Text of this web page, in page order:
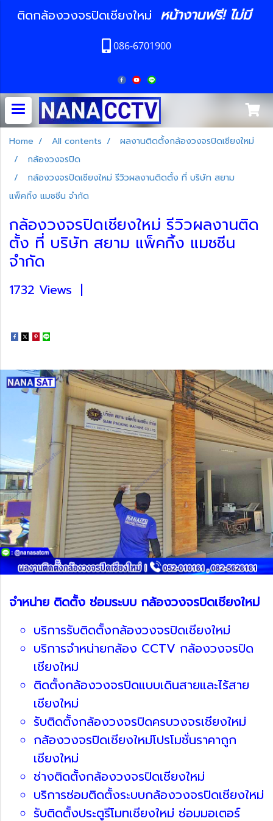
ติดกล้องวงจรปิดเชียงใหม่ หน้างานฟรี! ไม่มี
086-6701900
Home All contents
ผลงานติดตั้งกล้องวงจรปิดเชียงใหม่
กล้องวงจรปิด
กล้องวงจรปิดเชียงใหม่ รีวิวผลงานติดตั้ง ที่ บริษัท สยาม
แพ็คกิ้ง แมชชีน จำกัด
กล้องวงจรปิดเชียงใหม่ รีวิวผลงานติด
ตั้ง ที่ บริษัท สยาม แพ็คกิ้ง แมชชีน
จำกัด
1732 Views |
จำหน่าย ติดตั้ง ซ่อมระบบ กล้องวงจรปิดเชียงใหม่
บริการรับติดตั้งกล้องวงจรปิดเชียงใหม่
บริการจำหน่ายกล้อง CCTV กล้องวงจรปิด
เชียงใหม่
ติดตั้งกล้องวงจรปิดแบบเดินสายและไร้สาย
เชียงใหม่
รับติดตั้งกล้องวงจรปิดครบวงจรเชียงใหม่
กล้องวงจรปิดเชียงใหม่โปรโมชั่นราคาถูก
เชียงใหม่
ช่างติดตั้งกล้องวงจรปิดเชียงใหม่
บริการซ่อมติดตั้งระบบกล้องวงจรปิดเชียงใหม่
รับติดตั้งประตูรีโมทเชียงใหม่ ซ่อมมอเตอร์